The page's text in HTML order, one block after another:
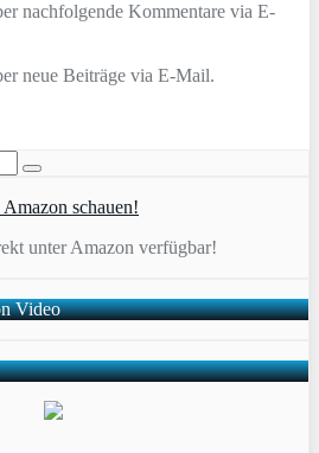
nachfolgende Kommentare via E-
neue Beiträge via E-Mail.
unter Amazon verfügbar!
Video